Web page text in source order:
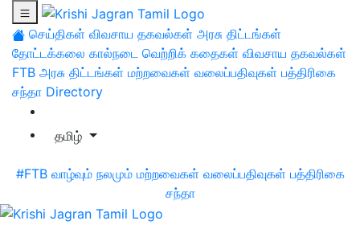
செய்திகள் விவசாய தகவல்கள் அரசு திட்டங்கள்
தோட்டக்கலை கால்நடை வெற்றிக் கதைகள் விவசாய தகவல்கள்
FTB அரசு திட்டங்கள் மற்றவைகள் வலைப்பதிவுகள் பத்திரிகை
சந்தா Directory
தமிழ்
#FTB வாழ்வும் நலமும் மற்றவைகள் வலைப்பதிவுகள் பத்திரிகை
சந்தா